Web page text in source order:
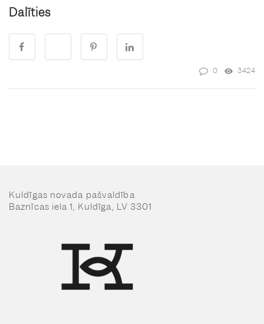
Dalīties
0 3424
Kuldīgas novada pašvaldība
Baznīcas iela 1, Kuldīga, LV 3301